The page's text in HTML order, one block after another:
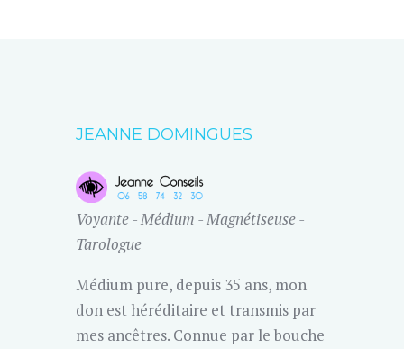
JEANNE DOMINGUES
Voyante - Médium - Magnétiseuse -
Tarologue
Médium pure, depuis 35 ans, mon
don est héréditaire et transmis par
mes ancêtres. Connue par le bouche